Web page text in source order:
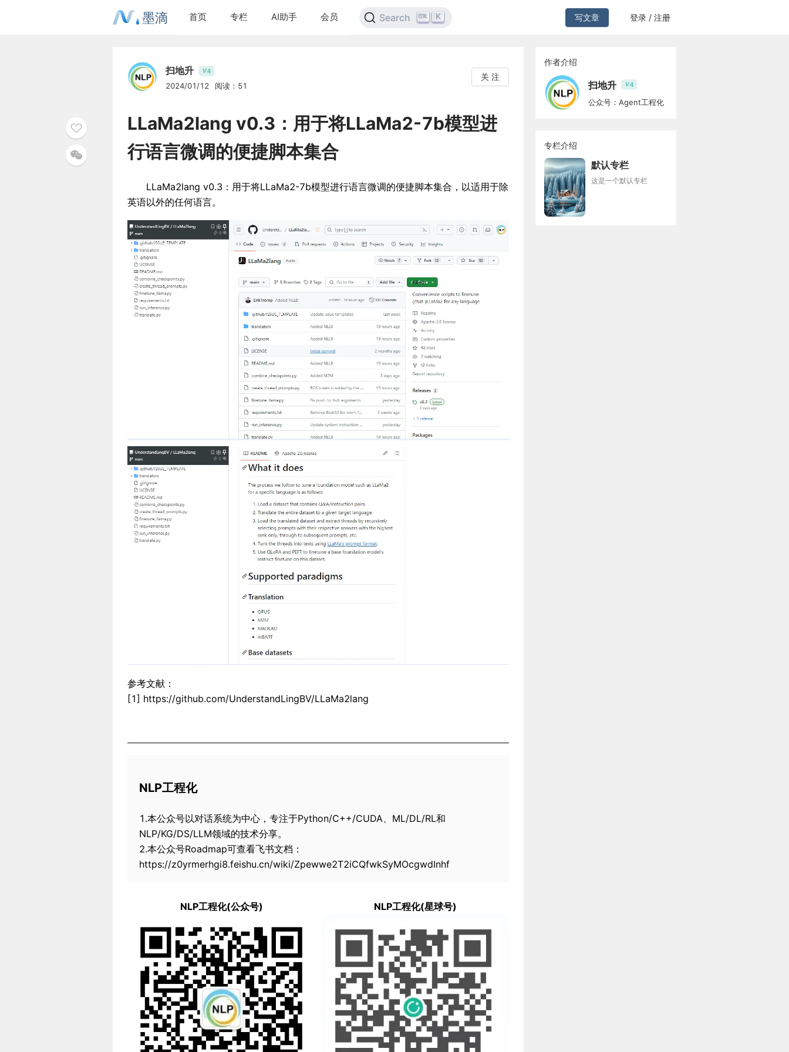
墨滴 首页 专栏 AI助手 会员 Search K 写文章 登录 / 注册
扫地升 V4
2024/01/12 阅读：51
关 注
LLaMa2lang v0.3：用于将LLaMa2-7b模型进
行语言微调的便捷脚本集合
LLaMa2lang v0.3：用于将LLaMa2-7b模型进行语言微调的便捷脚本集合，以适用于除
英语以外的任何语言。
参考文献：
[1] https://github.com/UnderstandLingBV/LLaMa2lang
NLP工程化
1.本公众号以对话系统为中心，专注于Python/C++/CUDA、ML/DL/RL和
NLP/KG/DS/LLM领域的技术分享。
2.本公众号Roadmap可查看飞书文档：
https://z0yrmerhgi8.feishu.cn/wiki/Zpewwe2T2iCQfwkSyMOcgwdInhf
NLP工程化(公众号) NLP工程化(星球号)
作者介绍
扫地升 V4
公众号：Agent工程化
专栏介绍
默认专栏
这是一个默认专栏